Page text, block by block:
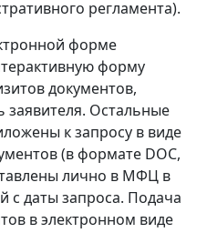
регламента).
форме
форму
документов,
Остальные
к запросу в виде
(в формате DOC,
лично в МФЦ в
с даты запроса. Подача
в электронном виде